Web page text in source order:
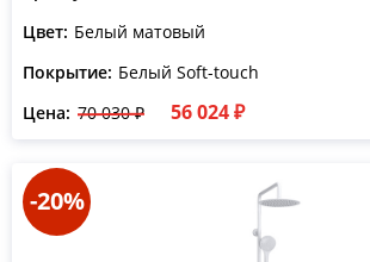
Цвет: Белый матовый
Покрытие: Белый Soft-touch
Цена: 70 030 ₽ 56 024 ₽
-20%